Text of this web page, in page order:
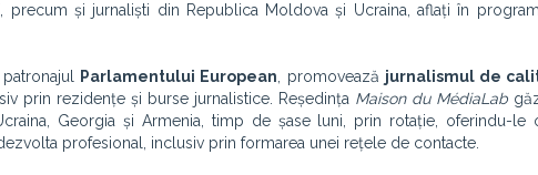
precum și jurnaliști din Republica Moldova și Ucraina, aflați în
Parlamentului European , promovează jurnalismul de
prin rezidențe și burse jurnalistice. Reședința Maison du MédiaLab
Georgia și Armenia, timp de șase luni, prin rotație, oferindu-le
profesional, inclusiv prin formarea unei rețele de contacte.